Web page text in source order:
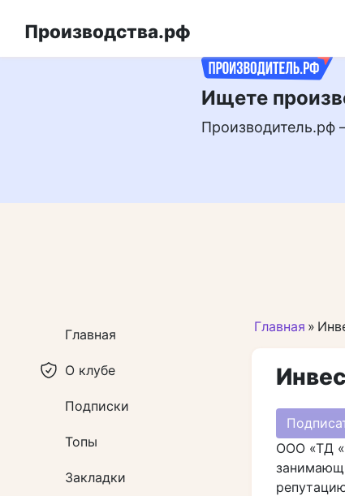
Ищете
Производитель.рф
Производства.рф
Главная »
ООО «ТД
Главная
О клубе
Подписки
Топы
Закладки